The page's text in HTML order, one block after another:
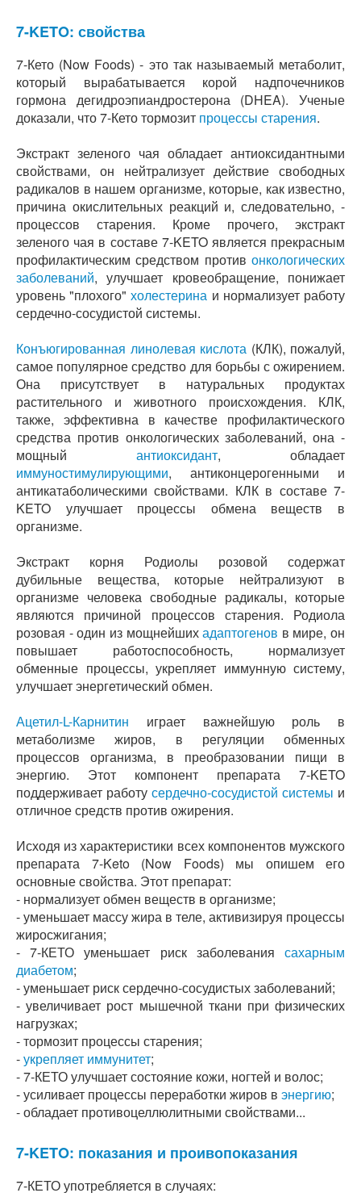
7-KETO: свойства
7-Кето (Now Foods) - это так называемый метаболит,
который вырабатывается корой надпочечников
гормона дегидроэпиандростерона (DHEA). Ученые
доказали, что 7-Кето тормозит процессы старения.
Экстракт зеленого чая обладает антиоксидантными
свойствами, он нейтрализует действие свободных
радикалов в нашем организме, которые, как известно,
причина окислительных реакций и, следовательно, -
процессов старения. Кроме прочего, экстракт
зеленого чая в составе 7-KETO является прекрасным
профилактическим средством против онкологических
заболеваний, улучшает кровеобращение, понижает
уровень "плохого"холестерина и нормализует работу
сердечно-сосудистой системы.
Конъюгированная линолевая кислота (КЛК), пожалуй,
самое популярное средство для борьбы с ожирением.
Она присутствует в натуральных продуктах
растительного и животного происхождения. КЛК,
также, эффективна в качестве профилактического
средства против онкологических заболеваний, она -
мощный антиоксидант, обладает
иммуностимулирующими, антиконцерогенными и
антикатаболическими свойствами. КЛК в составе 7-
KETO улучшает процессы обмена веществ в
организме.
Экстракт корня Родиолы розовой содержат
дубильные вещества, которые нейтрализуют в
организме человека свободные радикалы, которые
являются причиной процессов старения. Родиола
розовая - один из мощнейшихадаптогенов в мире, он
повышает работоспособность, нормализует
обменные процессы, укрепляет иммунную систему,
улучшает энергетический обмен.
Ацетил-L-Карнитин играет важнейшую роль в
метаболизме жиров, в регуляции обменных
процессов организма, в преобразовании пищи в
энергию. Этот компонент препарата 7-KETO
поддерживает работу сердечно-сосудистой системы и
отличное средств против ожирения.
Исходя из характеристики всех компонентов мужского
препарата 7-Keto (Now Foods) мы опишем его
основные свойства. Этот препарат:
- нормализует обмен веществ в организме;
- уменьшает массу жира в теле, активизируя процессы
жиросжигания;
- 7-КЕТО уменьшает риск заболевания сахарным
диабетом;
- уменьшает риск сердечно-сосудистых заболеваний;
- увеличивает рост мышечной ткани при физических
нагрузках;
- тормозит процессы старения;
-укрепляет иммунитет;
- 7-КЕТО улучшает состояние кожи, ногтей и волос;
- усиливает процессы переработки жиров в энергию;
- обладает противоцеллюлитными свойствами...
7-KETO: показания и проивопоказания
7-КЕТО употребляется в случаях: